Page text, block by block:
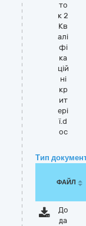
то
к 2
Кв
алі
фі
ка
цій
ні
кр
ит
ері
ї.d
oc
Тип
ФАЙЛ
До
да